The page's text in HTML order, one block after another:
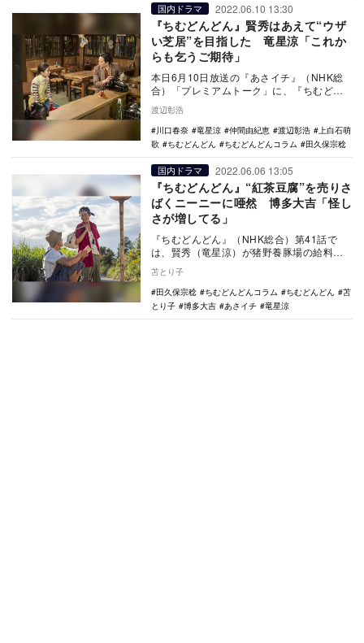
国内ドラマ 2022.06.10 13:30
『ちむどんどん』賢秀はあえて“ウザ
い芝居”を目指した 竜星涼「これか
らも乞うご期待」
本日6月10日放送の『あさイチ』（NHK総
合）「プレミアムトーク」に、『ちむどん
どん』（NHK総合）でニーニーこと賢秀を
演じる竜…
渡辺彰浩
川口春奈
竜星涼 仲間由紀恵 渡辺彰浩
上白石萌
歌
ちむどんどん ちむどんどんコラム 田久保宗稔
国内ドラマ 2022.06.06 13:05
『ちむどんどん』“紅茶豆腐”を売りさ
ばくニーニーに唖然 博多大吉「怪し
さが増してる」
『ちむどんどん』（NHK総合）第41話で
は、賢秀（竜星涼）が猪野養豚場の給料を
明らかになっ…
苫とり子
田久保宗稔
ちむどんどんコラム ちむどんどん
苫
とり子
博多大吉 あさイチ 竜星涼